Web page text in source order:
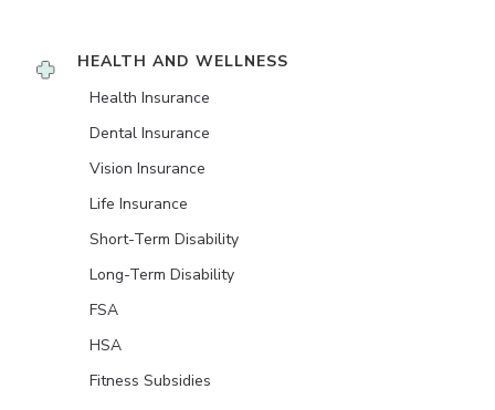
HEALTH AND WELLNESS
Health Insurance
Dental Insurance
Vision Insurance
Life Insurance
Short-Term Disability
Long-Term Disability
FSA
HSA
Fitness Subsidies